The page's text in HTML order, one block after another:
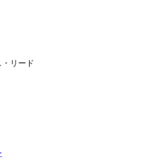
リード